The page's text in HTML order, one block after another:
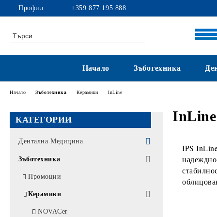
Профил +359 877 195 888
Начало Зъботехника
КАТЕГОРИИ
Дентална Медицина
Промоции
Композити
Цименти
Адхезиви
Зъботехника
Промоции
Керамики
NOVACer
Начало Зъботехника Керамики InLine
InLine
IPS